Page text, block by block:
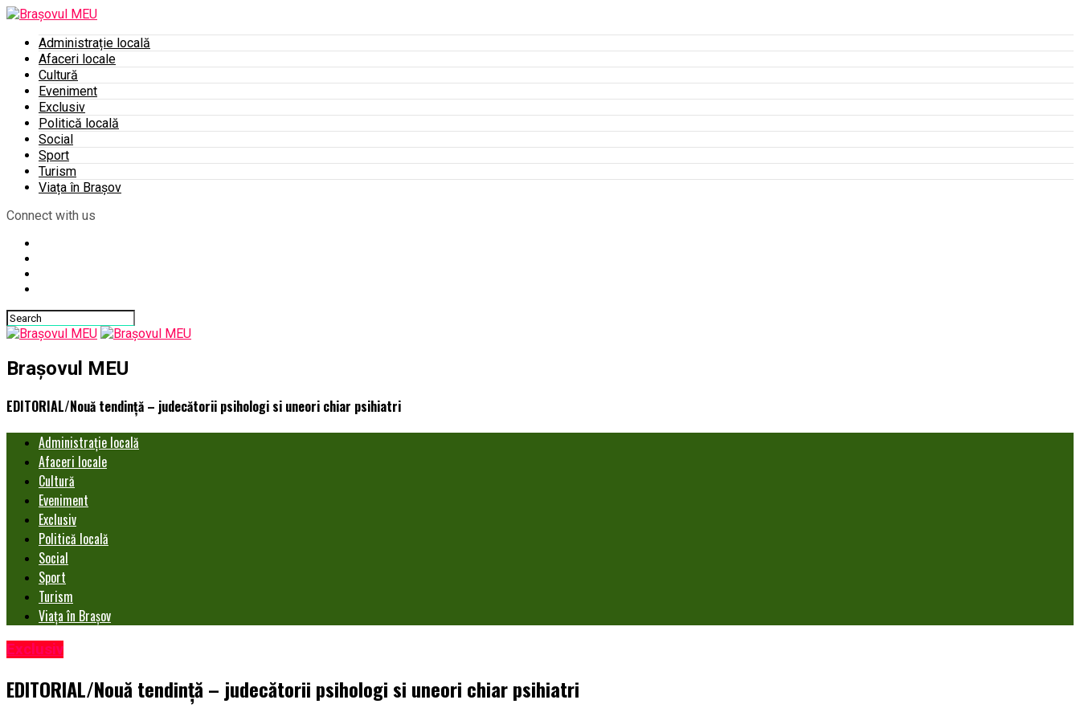
Administrație locală
Afaceri locale
Cultură
Eveniment
Exclusiv
Politică locală
Social
Sport
Turism
Viața în Brașov
Connect with us
Brașovul MEU
EDITORIAL/Nouă tendință – judecătorii psihologi si uneori chiar psihiatri
Administrație locală
Afaceri locale
Cultură
Eveniment
Exclusiv
Politică locală
Social
Sport
Turism
Viața în Brașov
Exclusiv
EDITORIAL/Nouă tendință – judecătorii psihologi si uneori chiar psihiatri